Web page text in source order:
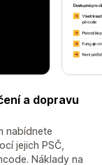
a dopravu
nabídnete
jejich PSČ,
Náklady na